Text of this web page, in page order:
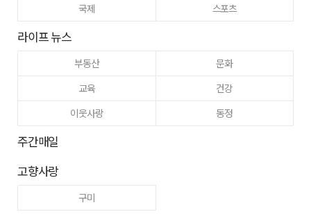
국제
스포츠
라이프 뉴스
부동산
문화
교육
건강
이웃사랑
동정
주간매일
고향사랑
구미